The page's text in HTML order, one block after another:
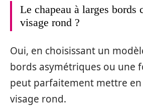
Le chapeau à larges bords
visage rond ?
Oui, en choisissant un
bords asymétriques ou une
peut parfaitement mettre
visage rond.